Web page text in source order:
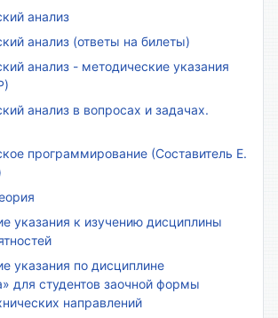
анализ
анализ (ответы на билеты)
анализ - методические указания
анализ в вопросах и задачах.
программирование (Составитель Е.
указания к изучению дисциплины
указания по дисциплине
для студентов заочной формы
направлений